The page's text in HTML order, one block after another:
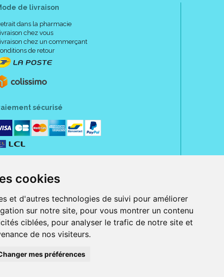
cookies
et d'autres technologies de suivi pour améliorer
sur notre site, pour vous montrer un contenu
ciblées, pour analyser le trafic de notre site et
de nos visiteurs.
mes préférences
de livraison
dans la pharmacie
chez vous
chez un commerçant
de retour
sécurisé
Jeanne d' Harcourt, 80300 Albert.
ordonnance.
iPad et iPod touch), ou sur Google Play (pour Androïd 5.0 ou version